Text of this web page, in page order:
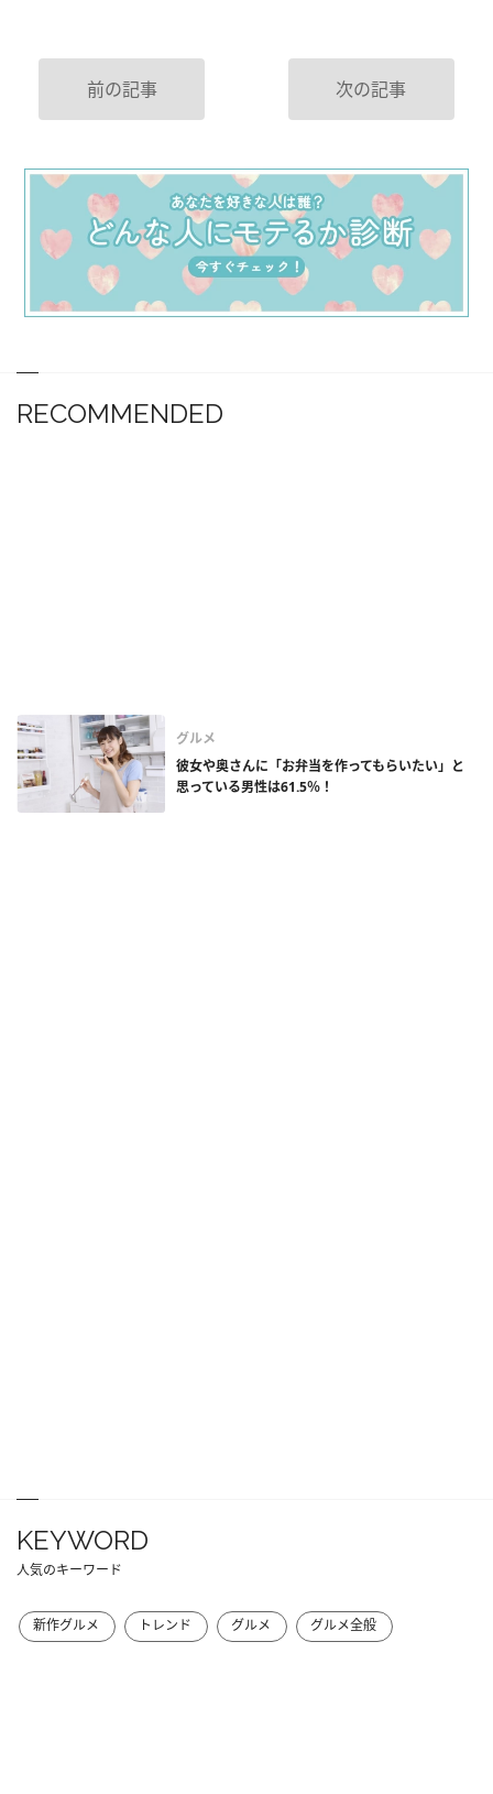
前の記事 次の記事
RECOMMENDED
グルメ
彼女や奥さんに「お弁当を作ってもらいたい」と
思っている男性は61.5％！
KEYWORD
人気のキーワード
新作グルメ トレンド グルメ グルメ全般